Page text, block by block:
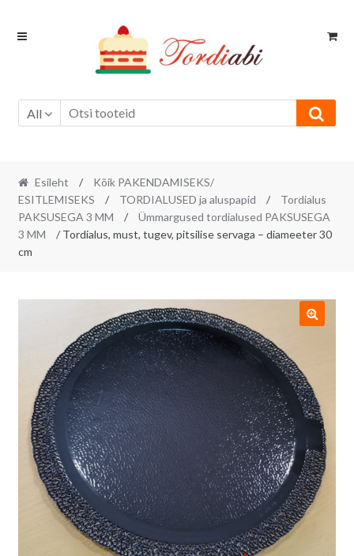
Skip
Skip
All
Esileht /
Kõik PAKENDAMISEKS/
ESITLEMISEKS
/ TORDIALUSED ja aluspapid /
Tordialus
PAKSUSEGA 3 MM
/
Ümmargused tordialused PAKSUSEGA
3 MM
/ Tordialus, must, tugev, pitsilise servaga – diameeter 30
cm